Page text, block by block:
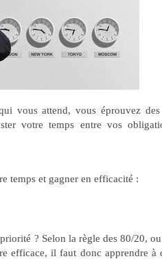
vous attend, vous éprouvez
votre temps entre vos
temps et gagner en efficacité :
? Selon la règle des 80/20,
efficace, il faut donc apprendre à